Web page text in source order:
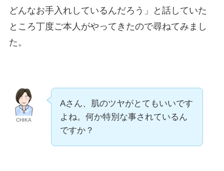
どんなお手入れしているんだろう」と話していた
ところ丁度ご本人がやってきたので尋ねてみまし
た。
CHIKA
Aさん、肌のツヤがとてもいいです
よね。何か特別な事されているん
ですか？